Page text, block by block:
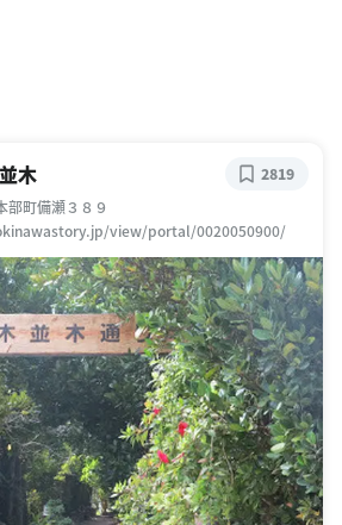
木
部町備瀬３８９
view/portal/0020050900/
2819